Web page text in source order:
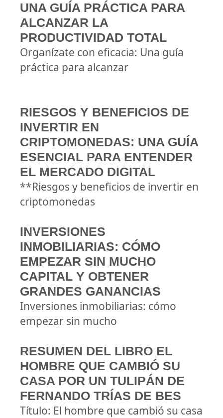
UNA GUÍA PRÁCTICA PARA
ALCANZAR LA
PRODUCTIVIDAD TOTAL
Organízate con eficacia: Una guía
práctica para alcanzar
RIESGOS Y BENEFICIOS DE
INVERTIR EN
CRIPTOMONEDAS: UNA GUÍA
ESENCIAL PARA ENTENDER
EL MERCADO DIGITAL
**Riesgos y beneficios de invertir en
criptomonedas
INVERSIONES
INMOBILIARIAS: CÓMO
EMPEZAR SIN MUCHO
CAPITAL Y OBTENER
GRANDES GANANCIAS
Inversiones inmobiliarias: cómo
empezar sin mucho
RESUMEN DEL LIBRO EL
HOMBRE QUE CAMBIÓ SU
CASA POR UN TULIPÁN DE
FERNANDO TRÍAS DE BES
Título: El hombre que cambió su casa